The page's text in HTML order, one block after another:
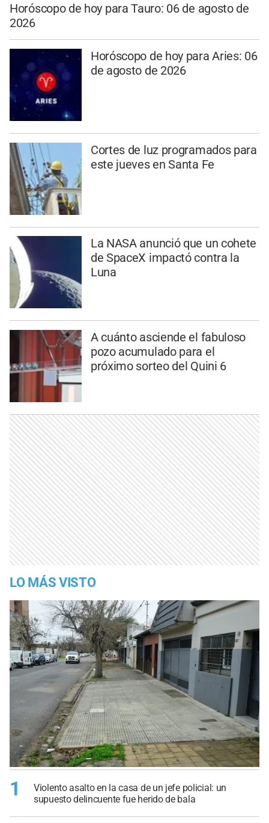
Horóscopo de hoy para Tauro: 06 de agosto de
2026
Horóscopo de hoy para Aries: 06
de agosto de 2026
Cortes de luz programados para
este jueves en Santa Fe
La NASA anunció que un cohete
de SpaceX impactó contra la
Luna
A cuánto asciende el fabuloso
pozo acumulado para el
próximo sorteo del Quini 6
LO MÁS VISTO
1
Violento asalto en la casa de un jefe policial: un
supuesto delincuente fue herido de bala